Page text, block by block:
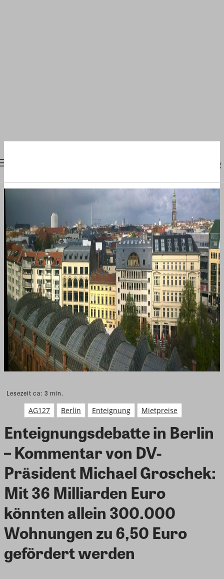
Lesezeit ca: 3 min.
AG127 Berlin Enteignung Mietpreise
Enteignungsdebatte in Berlin
– Kommentar von DV-
Präsident Michael Groschek:
Mit 36 Milliarden Euro
könnten allein 300.000
Wohnungen zu 6,50 Euro
gefördert werden